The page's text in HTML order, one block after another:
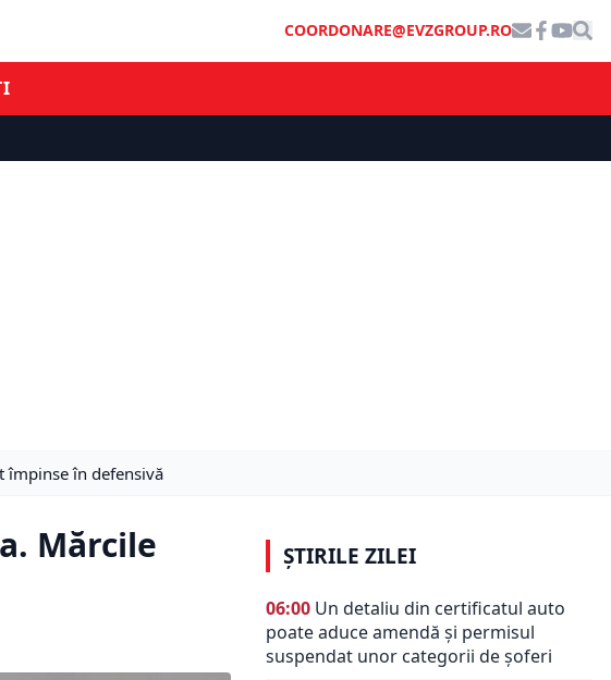
COORDONARE@EVZGROUP.RO
împinse în defensivă
Mărcile
ȘTIRILE ZILEI
06:00 Un detaliu din certificatul auto
poate aduce amendă și permisul
suspendat unor categorii de șoferi